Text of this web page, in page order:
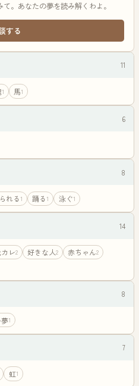
。あなたの夢を読み解くわよ。
する
11
1 馬1
6
8
れる1 踊る1 泳ぐ1
14
レ2 好きな人2 赤ちゃん2
8
1
7
虹1